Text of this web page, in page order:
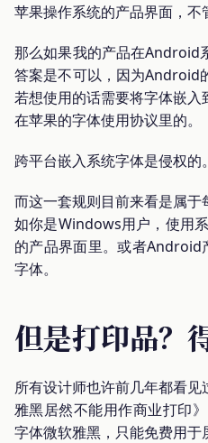
苹果操作系统的产品界面，不
那么如果我的产品在Android
答案是不可以，因为Android
若想使用的话需要将字体嵌
在苹果的字体使用协议里的。
跨平台嵌入系统字体是侵权的。
而这一套规则目前来看是属
如你是Windows用户，使用
的产品界面里。或者
字体。
但是打印品？
所有设计师也许前几年都看
雅黑居然不能用作商业打印
字体微软雅黑，只能免费用